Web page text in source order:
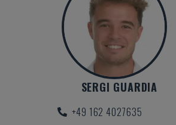
SERGI GUARDIA
+49 162 4027635